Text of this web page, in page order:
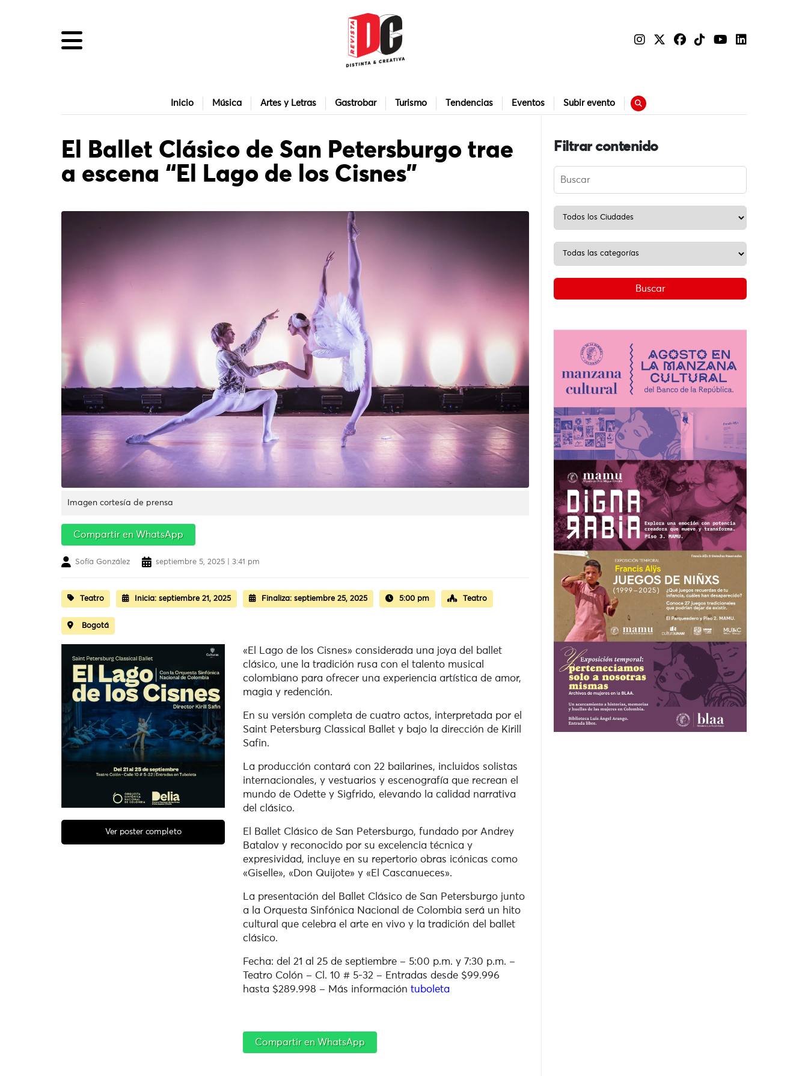
Inicio Música Artes y Letras Gastrobar Turismo Tendencias Eventos Subir evento
El Ballet Clásico de San Petersburgo trae
a escena “El Lago de los Cisnes”
Imagen cortesía de prensa
Compartir en WhatsApp
Sofía González septiembre 5, 2025 | 3:41 pm
Teatro Inicia: septiembre 21, 2025 Finaliza: septiembre 25, 2025 5:00 pm Teatro
Bogotá
Ver poster completo
«El Lago de los Cisnes» considerada una joya del ballet
clásico, une la tradición rusa con el talento musical
colombiano para ofrecer una experiencia artística de amor,
magia y redención.
En su versión completa de cuatro actos, interpretada por el
Saint Petersburg Classical Ballet y bajo la dirección de Kirill
Safin.
La producción contará con 22 bailarines, incluidos solistas
internacionales, y vestuarios y escenografía que recrean el
mundo de Odette y Sigfrido, elevando la calidad narrativa
del clásico.
El Ballet Clásico de San Petersburgo, fundado por Andrey
Batalov y reconocido por su excelencia técnica y
expresividad, incluye en su repertorio obras icónicas como
«Giselle», «Don Quijote» y «El Cascanueces».
La presentación del Ballet Clásico de San Petersburgo junto
a la Orquesta Sinfónica Nacional de Colombia será un hito
cultural que celebra el arte en vivo y la tradición del ballet
clásico.
Fecha: del 21 al 25 de septiembre – 5:00 p.m. y 7:30 p.m. –
Teatro Colón – Cl. 10 # 5-32 – Entradas desde $99.996
hasta $289.998 – Más informacióntuboleta
Compartir en WhatsApp
Filtrar contenido